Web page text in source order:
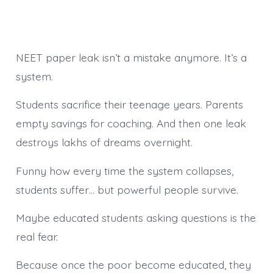
NEET paper leak isn’t a mistake anymore. It’s a
system.
Students sacrifice their teenage years. Parents
empty savings for coaching. And then one leak
destroys lakhs of dreams overnight.
Funny how every time the system collapses,
students suffer… but powerful people survive.
Maybe educated students asking questions is the
real fear.
Because once the poor become educated, they